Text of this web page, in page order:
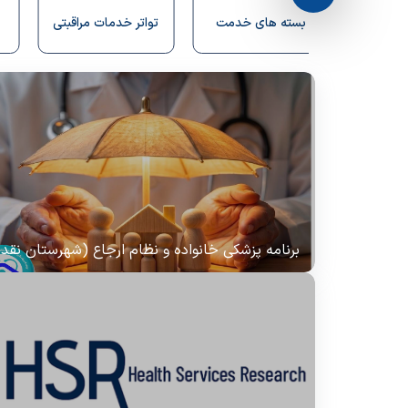
بسته های خدمت تواتر خدمات مراقبتی بسته های
برنامه پزشکی خانواده و نظام ارجاع (شهرستان